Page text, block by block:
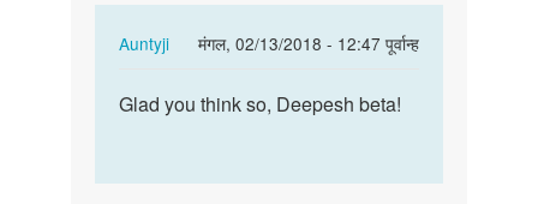
Auntyji
मंगल, 02/13/2018 - 12:47 पूर्वान्ह
In
to
by
Glad
so,
Glad you think so, Deepesh beta!